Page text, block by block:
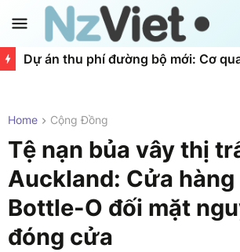
Home Cộng Đồng
Tệ nạn bủa vây thị
Auckland: Cửa
Bottle-O đối mặt
đóng cửa